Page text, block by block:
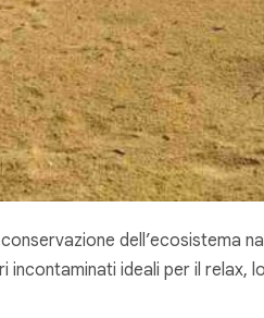
dell’ecosistema
ideali per il relax,